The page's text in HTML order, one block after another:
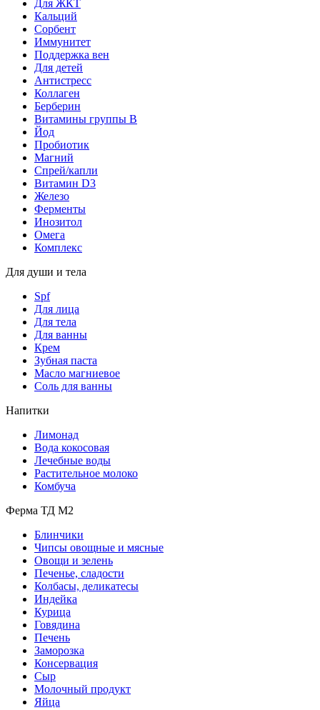
Для ЖКТ
Кальций
Сорбент
Иммунитет
Поддержка вен
Для детей
Антистресс
Коллаген
Берберин
Витамины группы B
Йод
Пробиотик
Магний
Спрей/капли
Витамин D3
Железо
Ферменты
Инозитол
Омега
Комплекс
Для души и тела
Spf
Для лица
Для тела
Для ванны
Крем
Зубная паста
Масло магниевое
Соль для ванны
Напитки
Лимонад
Вода кокосовая
Лечебные воды
Растительное молоко
Комбуча
Ферма ТД М2
Блинчики
Чипсы овощные и мясные
Овощи и зелень
Печенье, сладости
Колбасы, деликатесы
Индейка
Курица
Говядина
Печень
Заморозка
Консервация
Сыр
Молочный продукт
Яйца